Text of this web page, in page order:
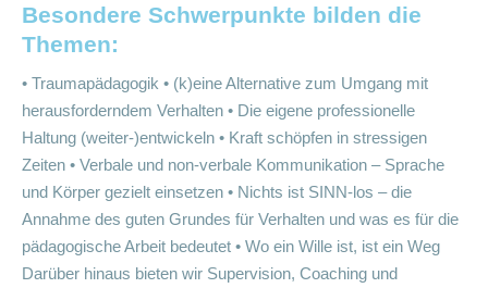
Besondere Schwerpunkte bilden die
Themen:
• Traumapädagogik • (k)eine Alternative zum Umgang mit
herausforderndem Verhalten • Die eigene professionelle
Haltung (weiter-)entwickeln • Kraft schöpfen in stressigen
Zeiten • Verbale und non-verbale Kommunikation – Sprache
und Körper gezielt einsetzen • Nichts ist SINN-los – die
Annahme des guten Grundes für Verhalten und was es für die
pädagogische Arbeit bedeutet • Wo ein Wille ist, ist ein Weg
Darüber hinaus bieten wir Supervision, Coaching und